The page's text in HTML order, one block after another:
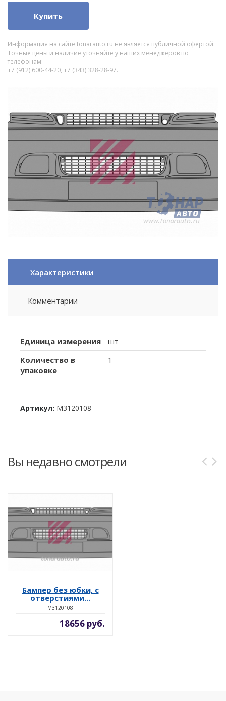
Купить
Информация на сайте tonarauto.ru не является публичной офертой.
Точные цены и наличие уточняйте у наших менеджеров по
телефонам:
+7 (912) 600-44-20, +7 (343) 328-28-97.
Характеристики
Комментарии
Единица измерения
шт
Количество в
упаковке
1
Артикул: M3120108
Вы недавно смотрели
Бампер без юбки, с
отверстиями...
M3120108
18656 руб.